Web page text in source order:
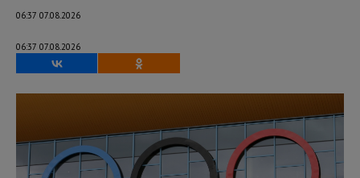
06:37 07.08.2026
06:37 07.08.2026